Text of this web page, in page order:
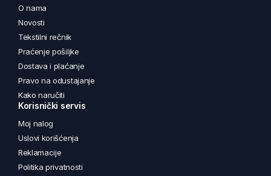
O nama
Novosti
Tekstilni rečnik
Praćenje pošiljke
Dostava i plaćanje
Pravo na odustajanje
Kako naručiti
Korisnički servis
Moj nalog
Uslovi korišćenja
Reklamacije
Politika privatnosti